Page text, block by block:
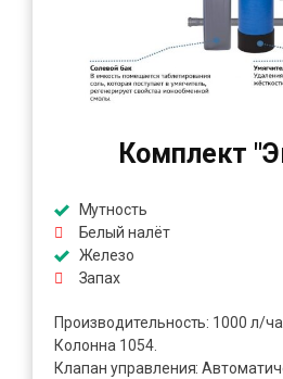
Комплект
Мутность
Белый налёт
Железо
Запах
Производительность: 1000 л/
Колонна 1054.
Клапан управления: